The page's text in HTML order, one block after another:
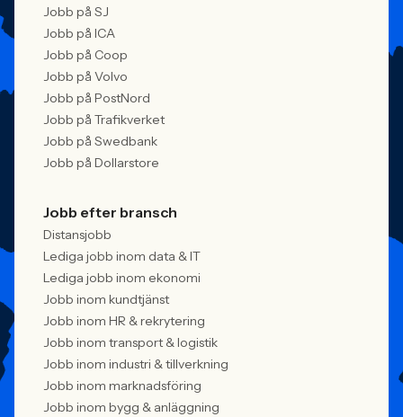
Jobb på SJ
Jobb på ICA
Jobb på Coop
Jobb på Volvo
Jobb på PostNord
Jobb på Trafikverket
Jobb på Swedbank
Jobb på Dollarstore
Jobb efter bransch
Distansjobb
Lediga jobb inom data & IT
Lediga jobb inom ekonomi
Jobb inom kundtjänst
Jobb inom HR & rekrytering
Jobb inom transport & logistik
Jobb inom industri & tillverkning
Jobb inom marknadsföring
Jobb inom bygg & anläggning